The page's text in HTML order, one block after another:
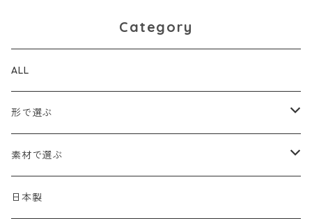
Category
ALL
形で選ぶ
トートバッグ
ショルダーバッグ
素材で選ぶ
メッシュ
日本製